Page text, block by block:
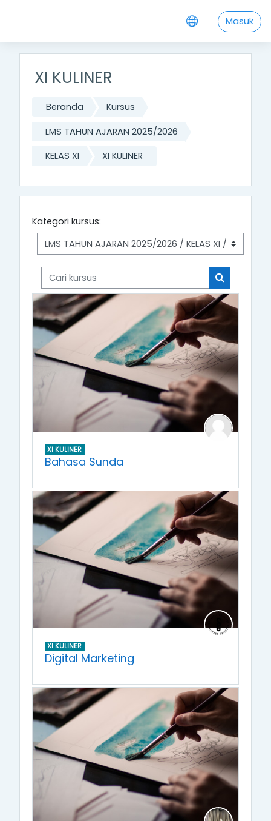
Masuk
XI KULINER
Beranda Kursus
LMS TAHUN AJARAN 2025/2026
KELAS XI XI KULINER
Kategori kursus:
Cari kursus
Cari kursus
XI KULINER
Bahasa Sunda
XI KULINER
Digital Marketing